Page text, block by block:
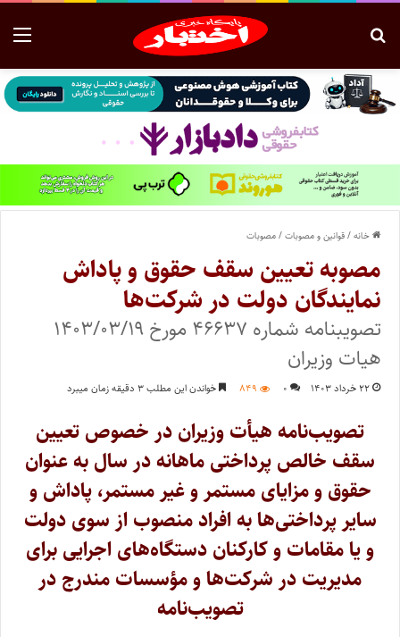
خانه/قوانین و مصوبات/مصوبات
مصوبه تعیین سقف حقوق و پاداش
نمایندگان دولت در شرکت‌ها
تصویبنامه شماره ۴۶۶۳۷ مورخ ۱۴۰۳/۰۳/۱۹
هیات وزیران
۲۲ خرداد ۱۴۰۳ ۰ ۸۴۹ خواندن این مطلب ۳ دقیقه زمان میبرد
تصویب‌نامه هیأت وزیران در خصوص تعیین
سقف خالص پرداختی ماهانه در سال به عنوان
حقوق و مزایای مستمر و غیر مستمر، پاداش و
سایر پرداختی‌ها به افراد منصوب از سوی دولت
و یا مقامات و کارکنان دستگاه‌های اجرایی برای
مدیریت در شرکت‌ها و مؤسسات مندرج در
تصویب‌نامه